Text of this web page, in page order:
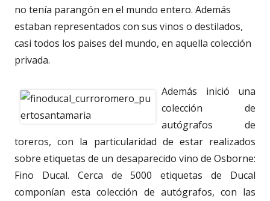
no tenía parangón en el mundo entero. Además
estaban representados con sus vinos o destilados,
casi todos los paises del mundo, en aquella colección
privada.
Además inició una
colección de
autógrafos de
toreros, con la particularidad de estar realizados
sobre etiquetas de un desaparecido vino de Osborne:
Fino Ducal. Cerca de 5000 etiquetas de Ducal
componían esta colección de autógrafos, con las